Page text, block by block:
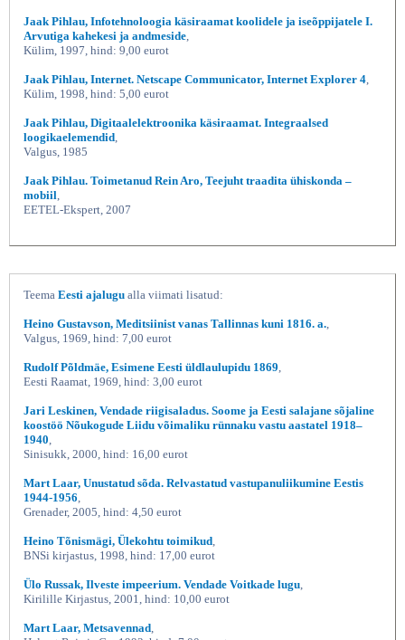
Jaak Pihlau, Infotehnoloogia käsiraamat koolidele ja iseõppijatele I.
Arvutiga kahekesi ja andmeside,
Külim, 1997, hind: 9,00 eurot
Jaak Pihlau, Internet. Netscape Communicator, Internet Explorer 4,
Külim, 1998, hind: 5,00 eurot
Jaak Pihlau, Digitaalelektroonika käsiraamat. Integraalsed
loogikaelemendid,
Valgus, 1985
Jaak Pihlau. Toimetanud Rein Aro, Teejuht traadita ühiskonda –
mobiil,
EETEL-Ekspert, 2007
Teema Eesti ajalugu alla viimati lisatud:
Heino Gustavson, Meditsiinist vanas Tallinnas kuni 1816. a.,
Valgus, 1969, hind: 7,00 eurot
Rudolf Põldmäe, Esimene Eesti üldlaulupidu 1869,
Eesti Raamat, 1969, hind: 3,00 eurot
Jari Leskinen, Vendade riigisaladus. Soome ja Eesti salajane sõjaline
koostöö Nõukogude Liidu võimaliku rünnaku vastu aastatel 1918–
1940,
Sinisukk, 2000, hind: 16,00 eurot
Mart Laar, Unustatud sõda. Relvastatud vastupanuliikumine Eestis
1944-1956,
Grenader, 2005, hind: 4,50 eurot
Heino Tõnismägi, Ülekohtu toimikud,
BNSi kirjastus, 1998, hind: 17,00 eurot
Ülo Russak, Ilveste impeerium. Vendade Voitkade lugu,
Kirilille Kirjastus, 2001, hind: 10,00 eurot
Mart Laar, Metsavennad,